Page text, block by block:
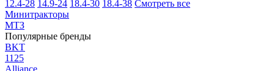
12.4-28 14.9-24 18.4-30 18.4-38 Смотреть все
Минитракторы
МТЗ
Популярные бренды
BKT
1125
Alliance